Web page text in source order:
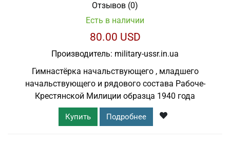
Отзывов (0)
Есть в наличии
80.00 USD
Производитель: military-ussr.in.ua
Гимнастёрка начальствующего , младшего
начальствующего и рядового состава Рабоче-
Крестянской Милиции образца 1940 года
Купить Подробнее